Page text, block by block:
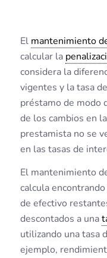
El mantenimiento
calcular la
considera la
vigentes y la tasa
préstamo de modo
de los cambios en
prestamista no se
en las tasas de
El mantenimiento
calcula
de efectivo
descontados a una
utilizando una tasa
ejemplo,